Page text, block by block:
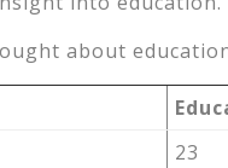
about
23